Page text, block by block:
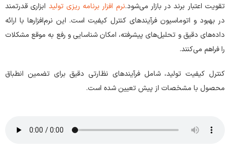
تقویت اعتبار برند در بازار می‌شود.نرم افزار برنامه ریزی تولید ابزاری قدرتمند
در بهبود و اتوماسیون فرآیندهای کنترل کیفیت است. این نرم‌افزارها با ارائه
داده‌های دقیق و تحلیل‌های پیشرفته، امکان شناسایی و رفع به موقع مشکلات
را فراهم می‌کنند.
کنترل کیفیت تولید، شامل فرآیندهای نظارتی دقیق برای تضمین انطباق
محصول با مشخصات از پیش تعیین شده است.